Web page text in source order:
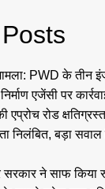
PWD के तीन
एजेंसी पर
एप्रोच रोड
निलंबित, बड़ा सवाल
सरकार ने साफ किया